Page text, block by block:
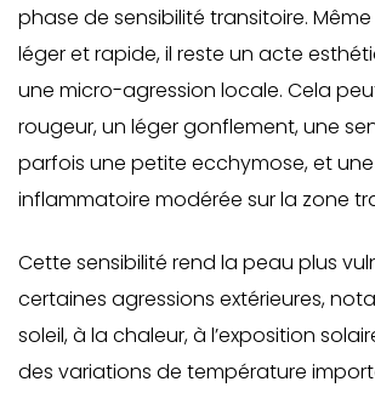
phase de sensibilité transitoire.
léger et rapide, il reste un acte
une micro-agression locale. Cela
rougeur, un léger gonflement, une
parfois une petite ecchymose, et
inflammatoire modérée sur la zone
Cette sensibilité rend la peau plus
certaines agressions extérieures,
soleil, à la chaleur, à l’exposition
des variations de température